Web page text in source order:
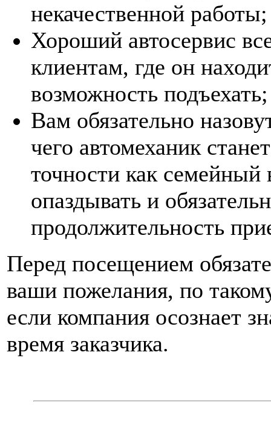
некачественной работы;
Хороший автосервис
клиентам, где он
возможность подъехать;
Вам обязательно
чего автомеханик
точности как семейный
опаздывать и
продолжительность
Перед посещением
ваши пожелания, по
если компания осознает
время заказчика.